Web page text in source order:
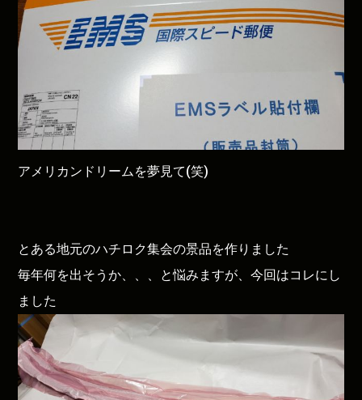
アメリカンドリームを夢見て(笑)
とある地元のハチロク集会の景品を作りました
毎年何を出そうか、、、と悩みますが、今回はコレにし
ました